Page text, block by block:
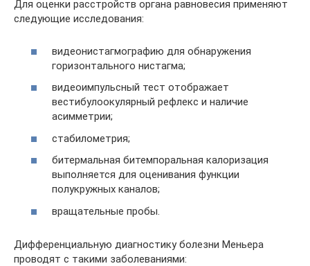
Для оценки расстройств органа равновесия применяют
следующие исследования:
видеонистагмографию для обнаружения
горизонтального нистагма;
видеоимпульсный тест отображает
вестибулоокулярный рефлекс и наличие
асимметрии;
стабилометрия;
битермальная битемпоральная калоризация
выполняется для оценивания функции
полукружных каналов;
вращательные пробы.
Дифференциальную диагностику болезни Меньера
проводят с такими заболеваниями: